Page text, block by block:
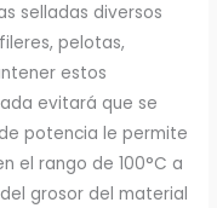
selladas diversos
pelotas,
estos
evitará que se
potencia le permite
el rango de 100°C a
grosor del material